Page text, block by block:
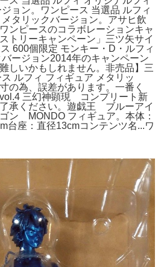
ョン。ワンピース 当選品 ルフィ
タリックバージョン。アサヒ飲
ンピースのコラボレーションキャ
トリーキャンペーン」三ツ矢サイ
600個限定 モンキー・D・ルフィ
ージョン2014年のキャンペーン
しいかもしれません。非売品】三
ルフィ フィギュア メタリッ
の為、誤差があります。一番く
三幻神顕現 コンプリート新
承ください。遊戯王 ブルーアイ
ン MONDO フィギュア。本体：
台座：直径13cmコンテンツ名...ワ